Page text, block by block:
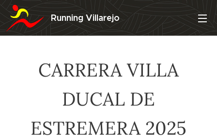
Running Villarejo
CARRERA VILLA
DUCAL DE
ESTREMERA 2025